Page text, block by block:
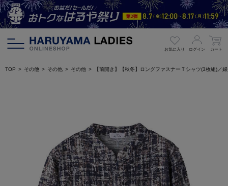
お気に入り ログイン カート
TOP その他 その他 その他 【前開き】【秋冬】ロングファスナーＴシャツ(3枚組)